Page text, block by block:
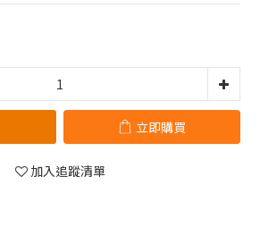
立即購買
加入追蹤清單